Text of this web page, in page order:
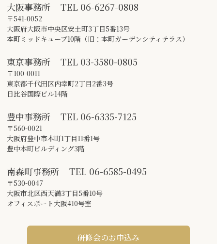
大阪事務所 TEL 06-6267-0808
〒541-0052
大阪府大阪市中央区安土町3丁目5番13号
本町ミッドキューブ10階（旧：本町ガーデンシティテラス）
東京事務所 TEL 03-3580-0805
〒100-0011
東京都千代田区内幸町2丁目2番3号
日比谷国際ビル14階
豊中事務所 TEL 06-6335-7125
〒560-0021
大阪府豊中市本町1丁目11番1号
豊中本町ビルディング3階
南森町事務所 TEL 06-6585-0495
〒530-0047
大阪市北区西天満3丁目5番10号
オフィスポート大阪410号室
研修会のお申込み